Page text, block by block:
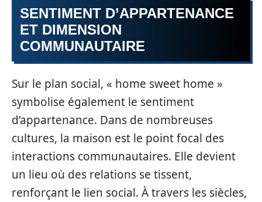
SENTIMENT D’APPARTENANCE
ET DIMENSION
COMMUNAUTAIRE
Sur le plan social, « home sweet home »
symbolise également le sentiment
d’appartenance. Dans de nombreuses
cultures, la maison est le point focal des
interactions communautaires. Elle devient
un lieu où des relations se tissent,
renforçant le lien social. À travers les siècles,